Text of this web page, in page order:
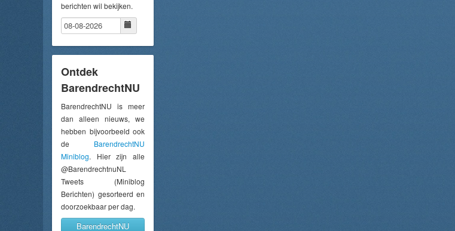
berichten wil bekijken.
Ontdek
BarendrechtNU
BarendrechtNU is meer
dan alleen nieuws, we
hebben bijvoorbeeld ook
de BarendrechtNU
Miniblog. Hier zijn alle
@BarendrechtnuNL
Tweets (Miniblog
Berichten) gesorteerd en
doorzoekbaar per dag.
BarendrechtNU